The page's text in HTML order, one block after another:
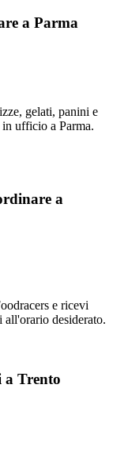
a Parma
gelati, panini e
in ufficio a Parma.
a
e ricevi
all'orario desiderato.
a Trento